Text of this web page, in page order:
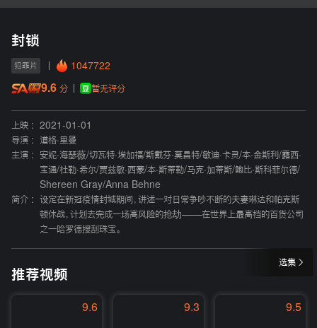
封锁
犯罪片 1047722
9.6 分 暂无评分
上映 :
2021-01-01
导演 :
道格·里曼
主演 :
安妮·海瑟薇/切瓦特·埃加福/斯戴芬·莫昌特/敏迪·卡灵/本·金斯利 /露西·
宝通/杜勒·希尔/贾兹敏·西蒙/本·斯蒂勒/马克·加蒂斯/鲍比·斯科菲尔德/
Shereen Gray/Anna Behne
简介 :
设定在新冠疫情封城期间，讲述一对日常争吵不断的夫妻琳达和帕克斯
顿休战，计划去完成一场高风险的抢劫——在世界上最高档的百货公司
之一哈罗德搜刮珠宝。
选集
推荐视频
9.6 9.3 9.5